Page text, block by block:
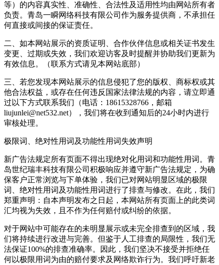
等）的内容真实性、准确性、合法性及适用性均由网站所有者
负责。青岛一瞬网络科技有限公司作为服务提供商，不承担任
何直接或间接的保证责任。
二、如本网站展示的资质证明、合作伙伴信息或相关证书发生
变更、过期或失效，我们欢迎访客及时提醒并协助我们更新为
有效信息。（联系方式请见本网站底部）
三、若您发现本网站展示的信息侵犯了您的版权、商标权或其
他合法权益，或存在任何违反国家法律法规的内容，请立即通
过以下方式联系我们（电话：18615328766，邮箱
liujunlei@net532.net），我们将在收到通知后的24小时内进行
审核处理。
极限词、绝对性用词及功能性用词失效声明
新广告法规定所有页面不得出现绝对化用词和功能性用词。青
岛世纪瑞丰科技有限公司积极响应并遵守新广告法规定，为确
保客户正常浏览与下单体验，我们已对网站明显区域的极限
词、绝对性用词及功能性用词进行了排查与修改。在此，我们
郑重声明：自本声明发布之日起，本网站所有页面上的此类词
汇均视为失效，且不作为任何赔付或纠纷的依据。
对于网站中可能存在的未明显展示或未完全排查到的区域，我
们将持续进行改进与完善。但鉴于人工排查的局限性，我们无
法保证100%的排查准确率。因此，我们坚决不接受并拒绝任
何以极限用词为由的赔付要求及网络欺诈行为。我们呼吁新老